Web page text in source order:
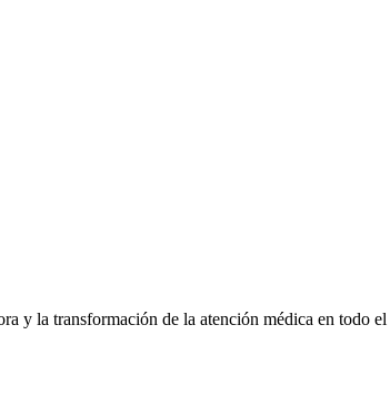
y la transformación de la atención médica en todo